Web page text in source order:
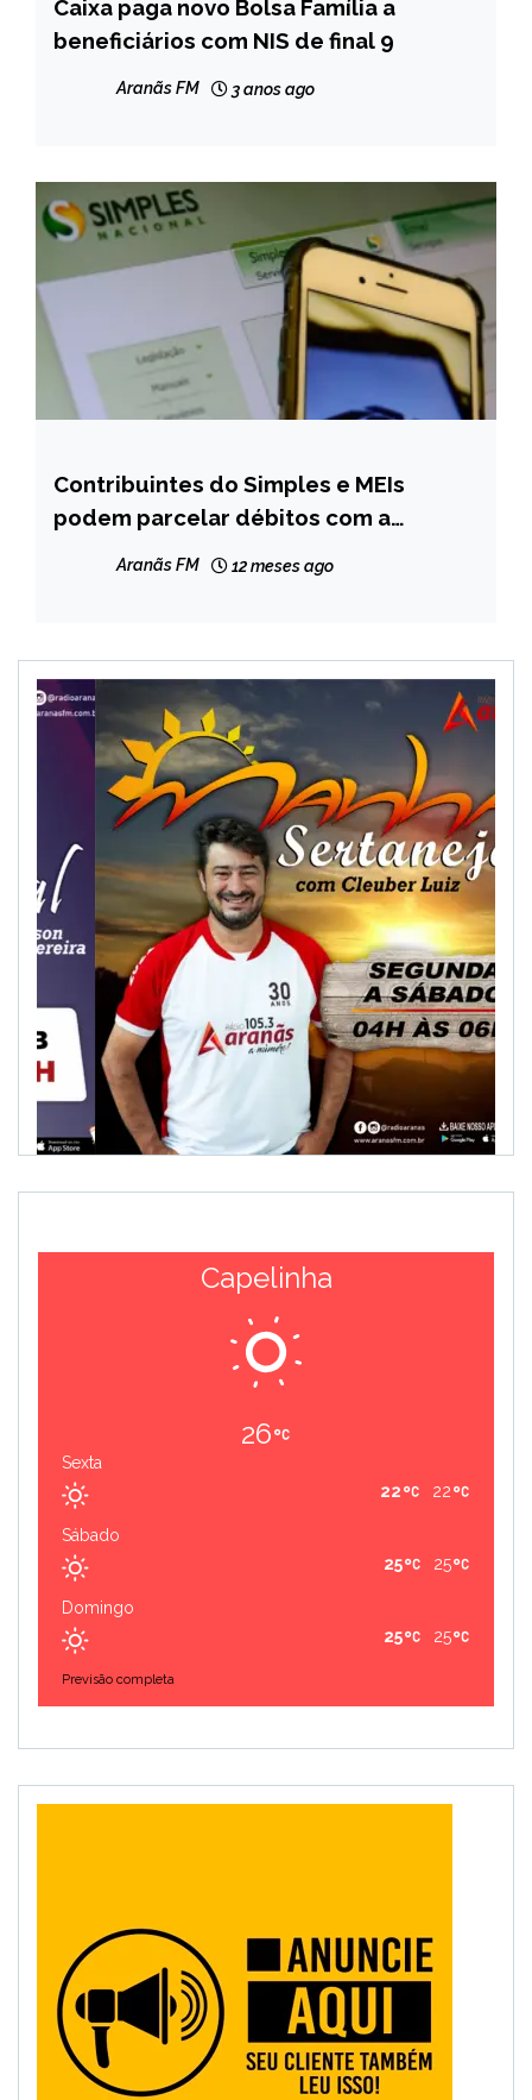
BRASIL
NOTÍCIAS
Caixa paga novo Bolsa Família a
beneficiários com NIS de final 9
Aranãs FM 3 anos ago
BRASIL
NOTÍCIAS
Contribuintes do Simples e MEIs
podem parcelar débitos com a
Aranãs FM 12 meses ago
Capelinha
26
Sexta
22
22
Sábado
25
25
Domingo
25
25
Previsão completa